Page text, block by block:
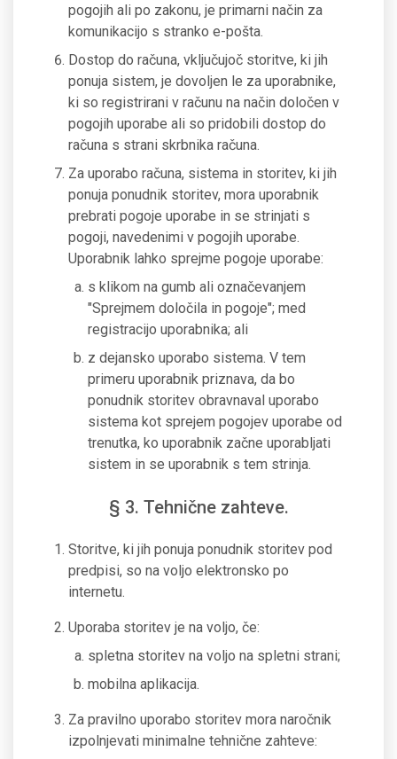
pogojih ali po zakonu, je primarni način za
komunikacijo s stranko e-pošta.
Dostop do računa, vključujoč storitve, ki jih
ponuja sistem, je dovoljen le za uporabnike,
ki so registrirani v računu na način določen v
pogojih uporabe ali so pridobili dostop do
računa s strani skrbnika računa.
Za uporabo računa, sistema in storitev, ki jih
ponuja ponudnik storitev, mora uporabnik
prebrati pogoje uporabe in se strinjati s
pogoji, navedenimi v pogojih uporabe.
Uporabnik lahko sprejme pogoje uporabe:
s klikom na gumb ali označevanjem
"Sprejmem določila in pogoje"; med
registracijo uporabnika; ali
z dejansko uporabo sistema. V tem
primeru uporabnik priznava, da bo
ponudnik storitev obravnaval uporabo
sistema kot sprejem pogojev uporabe od
trenutka, ko uporabnik začne uporabljati
sistem in se uporabnik s tem strinja.
§ 3. Tehnične zahteve.
Storitve, ki jih ponuja ponudnik storitev pod
predpisi, so na voljo elektronsko po
internetu.
Uporaba storitev je na voljo, če:
spletna storitev na voljo na spletni strani;
mobilna aplikacija.
Za pravilno uporabo storitev mora naročnik
izpolnjevati minimalne tehnične zahteve: